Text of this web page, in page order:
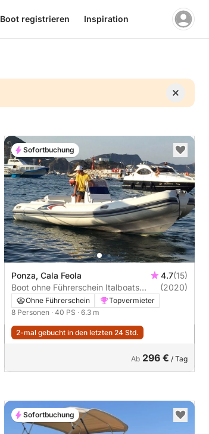
Boot registrieren Inspiration
Ponza, Cala Feola 4.7(15)
Boot ohne Führerschein Italboats
Predator 599 40PS
(2020)
Ohne Führerschein
Topvermieter
8 Personen · 40 PS · 6.3 m
2-mal gebucht in den letzten 24 Std.
Ab 296 € / Tag
Sofortbuchung
Sofortbuchung